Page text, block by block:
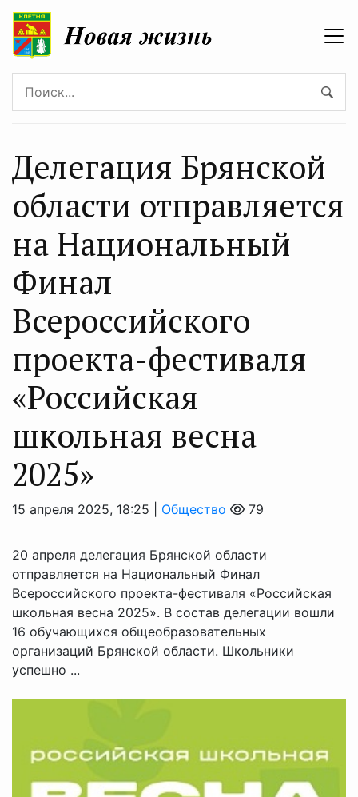
Делегация Брянской
области отправляется
на Национальный
Финал
Всероссийского
проекта-фестиваля
«Российская
школьная весна
2025»
15 апреля 2025, 18:25 | Общество 79
20 апреля делегация Брянской области
отправляется на Национальный Финал
Всероссийского проекта-фестиваля «Российская
школьная весна 2025». В состав делегации вошли
16 обучающихся общеобразовательных
организаций Брянской области. Школьники
успешно ...